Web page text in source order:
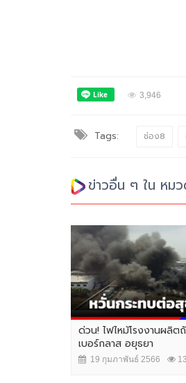
3,946
Tags: ช่อง8
ข่าวอื่น ๆ ใน หม
ด่วน! ไฟไหม้โรงงานผลิต
เบอร์กลาส อยุธยา
19 กุมภาพันธ์ 2566